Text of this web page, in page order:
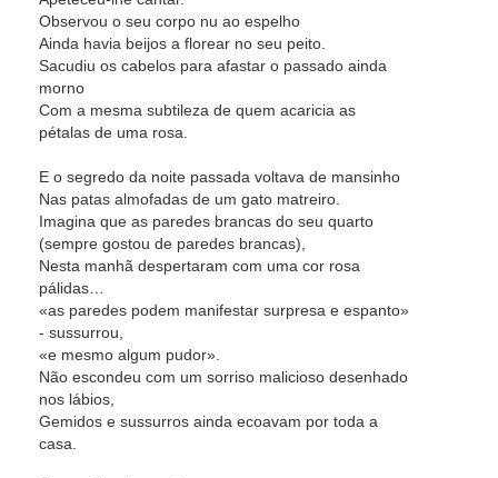
Observou o seu corpo nu ao espelho
Ainda havia beijos a florear no seu peito.
Sacudiu os cabelos para afastar o passado ainda
morno
Com a mesma subtileza de quem acaricia as
pétalas de uma rosa.
E o segredo da noite passada voltava de mansinho
Nas patas almofadas de um gato matreiro.
Imagina que as paredes brancas do seu quarto
(sempre gostou de paredes brancas),
Nesta manhã despertaram com uma cor rosa
pálidas…
«as paredes podem manifestar surpresa e espanto»
- sussurrou,
«e mesmo algum pudor».
Não escondeu com um sorriso malicioso desenhado
nos lábios,
Gemidos e sussurros ainda ecoavam por toda a
casa.